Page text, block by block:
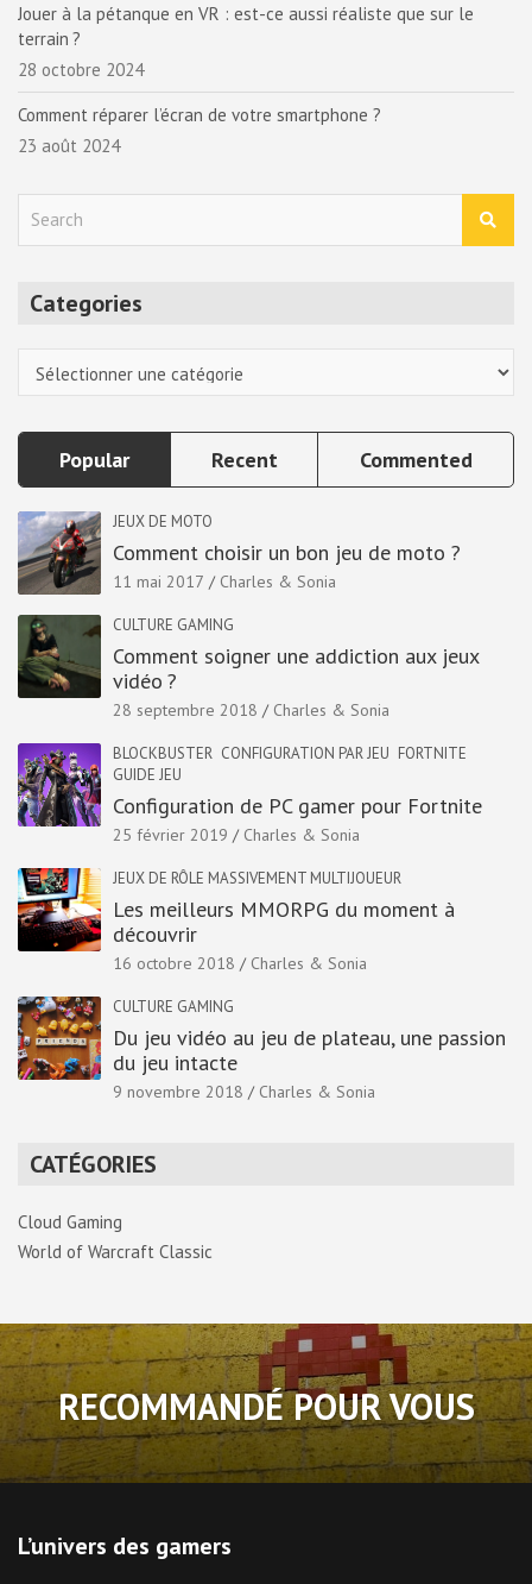
Jouer à la pétanque en VR : est-ce aussi réaliste que sur le
terrain ?
28 octobre 2024
Comment réparer l’écran de votre smartphone ?
23 août 2024
Categories
Popular Recent Commented
JEUX DE MOTO
Comment choisir un bon jeu de moto ?
11 mai 2017 Charles & Sonia
CULTURE GAMING
Comment soigner une addiction aux jeux
vidéo ?
28 septembre 2018 Charles & Sonia
BLOCKBUSTER CONFIGURATION PAR JEU FORTNITE
GUIDE JEU
Configuration de PC gamer pour Fortnite
25 février 2019 Charles & Sonia
JEUX DE RÔLE MASSIVEMENT MULTIJOUEUR
Les meilleurs MMORPG du moment à
découvrir
16 octobre 2018 Charles & Sonia
CULTURE GAMING
Du jeu vidéo au jeu de plateau, une passion
du jeu intacte
9 novembre 2018 Charles & Sonia
CATÉGORIES
Cloud Gaming
World of Warcraft Classic
RECOMMANDÉ POUR VOUS
L’univers des gamers